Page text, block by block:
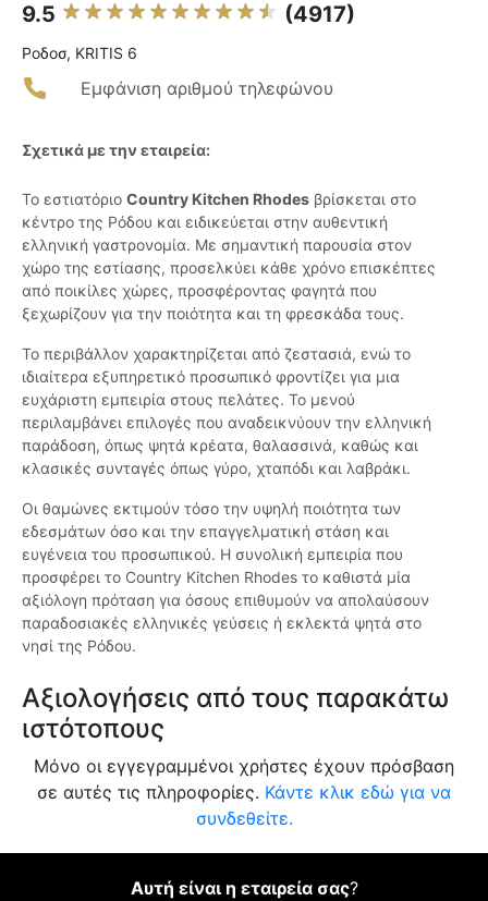
9.5 (4917)
Ροδοσ, KRITIS 6
Εμφάνιση αριθμού τηλεφώνου
Σχετικά με την εταιρεία:
Το εστιατόριο Country Kitchen Rhodes βρίσκεται στο
κέντρο της Ρόδου και ειδικεύεται στην αυθεντική
ελληνική γαστρονομία. Με σημαντική παρουσία στον
χώρο της εστίασης, προσελκύει κάθε χρόνο επισκέπτες
από ποικίλες χώρες, προσφέροντας φαγητά που
ξεχωρίζουν για την ποιότητα και τη φρεσκάδα τους.
Το περιβάλλον χαρακτηρίζεται από ζεστασιά, ενώ το
ιδιαίτερα εξυπηρετικό προσωπικό φροντίζει για μια
ευχάριστη εμπειρία στους πελάτες. Το μενού
περιλαμβάνει επιλογές που αναδεικνύουν την ελληνική
παράδοση, όπως ψητά κρέατα, θαλασσινά, καθώς και
κλασικές συνταγές όπως γύρο, χταπόδι και λαβράκι.
Οι θαμώνες εκτιμούν τόσο την υψηλή ποιότητα των
εδεσμάτων όσο και την επαγγελματική στάση και
ευγένεια του προσωπικού. Η συνολική εμπειρία που
προσφέρει το Country Kitchen Rhodes το καθιστά μία
αξιόλογη πρόταση για όσους επιθυμούν να απολαύσουν
παραδοσιακές ελληνικές γεύσεις ή εκλεκτά ψητά στο
νησί της Ρόδου.
Αξιολογήσεις από τους παρακάτω
ιστότοπους
Μόνο οι εγγεγραμμένοι χρήστες έχουν πρόσβαση
σε αυτές τις πληροφορίες. Κάντε κλικ εδώ για να
συνδεθείτε.
Αυτή είναι η εταιρεία σας?